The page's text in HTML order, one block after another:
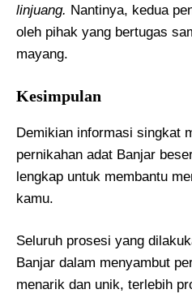
linjuang. Nantinya, kedua
oleh pihak yang bertugas
mayang.
Kesimpulan
Demikian informasi singkat
pernikahan adat Banjar
lengkap untuk membantu
kamu.
Seluruh prosesi yang
Banjar dalam menyambut
menarik dan unik, terlebih